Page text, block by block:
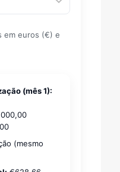
em euros (€) e
(mês 1):
(mesmo